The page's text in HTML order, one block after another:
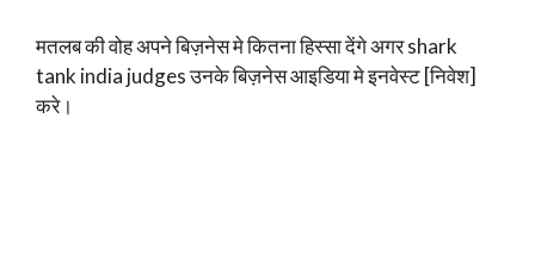
मतलब की वोह अपने बिज़नेस मे कितना हिस्सा देंगे अगर shark
tank india judges उनके बिज़नेस आइडिया मे इनवेस्ट [निवेश]
करे।